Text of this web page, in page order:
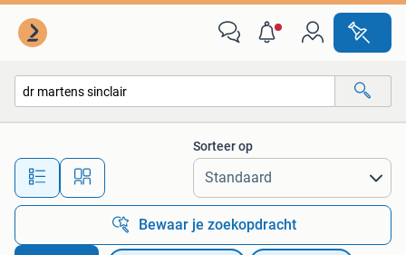
Alle afstanden…
Sorteer op
Bewaar je zoekopdracht